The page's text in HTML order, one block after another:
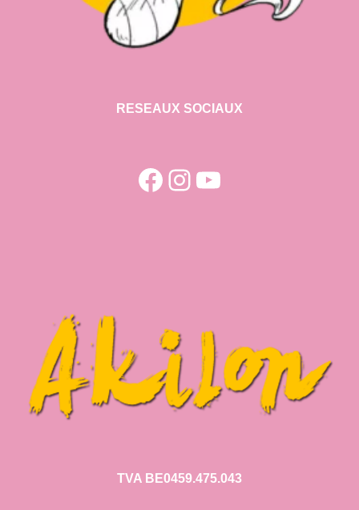
RESEAUX SOCIAUX
Facebook
Instagram
YouTube
TVA BE0459.475.043